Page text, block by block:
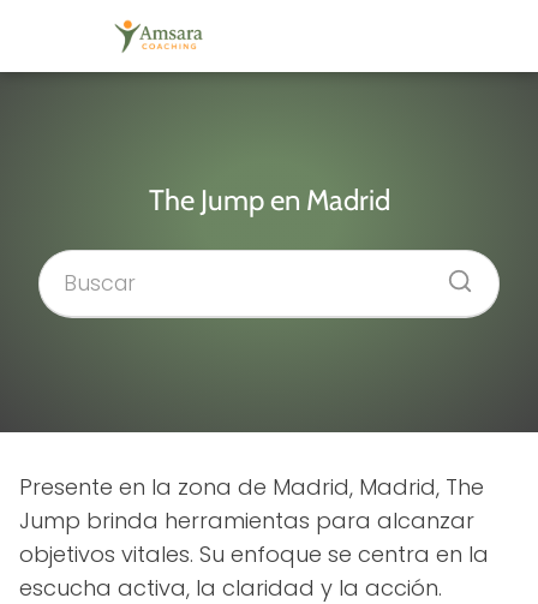
The Jump en Madrid
Presente en la zona de Madrid, Madrid, The
Jump brinda herramientas para alcanzar
objetivos vitales. Su enfoque se centra en la
escucha activa, la claridad y la acción.